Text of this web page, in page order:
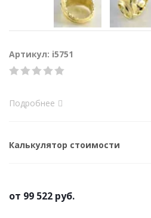
Артикул: i5751
Подробнее
Калькулятор стоимости
от 99 522 руб.